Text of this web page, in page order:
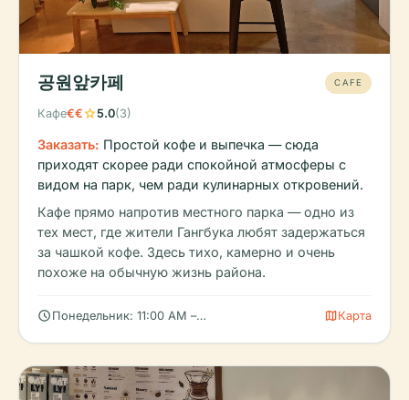
공원앞카페 CAFE
Кафе€€star5.0(3)
Заказать: Простой кофе и выпечка — сюда
приходят скорее ради спокойной атмосферы с
видом на парк, чем ради кулинарных откровений.
Кафе прямо напротив местного парка — одно из
тех мест, где жители Гангбука любят задержаться
за чашкой кофе. Здесь тихо, камерно и очень
похоже на обычную жизнь района.
schedule Понедельник: 11:00 AM – 8:00 PM, Вторник: 11:00 AM – 8:00
mapКарта